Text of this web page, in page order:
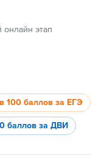
этап
100 баллов за ЕГЭ
баллов за ДВИ